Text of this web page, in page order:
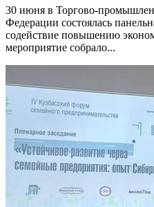
30 июня в Торгово-
Федерации состоялась
содействие повышению
мероприятие собрало...